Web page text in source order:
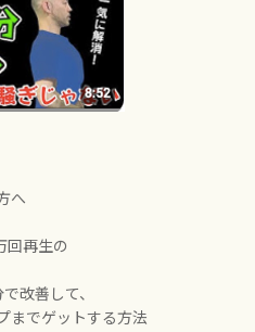
へ
回再生の
改善して、
までゲットする方法